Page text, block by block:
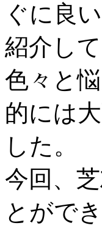
ぐに良
紹介し
色々と
的には
した。
今回、
とがで